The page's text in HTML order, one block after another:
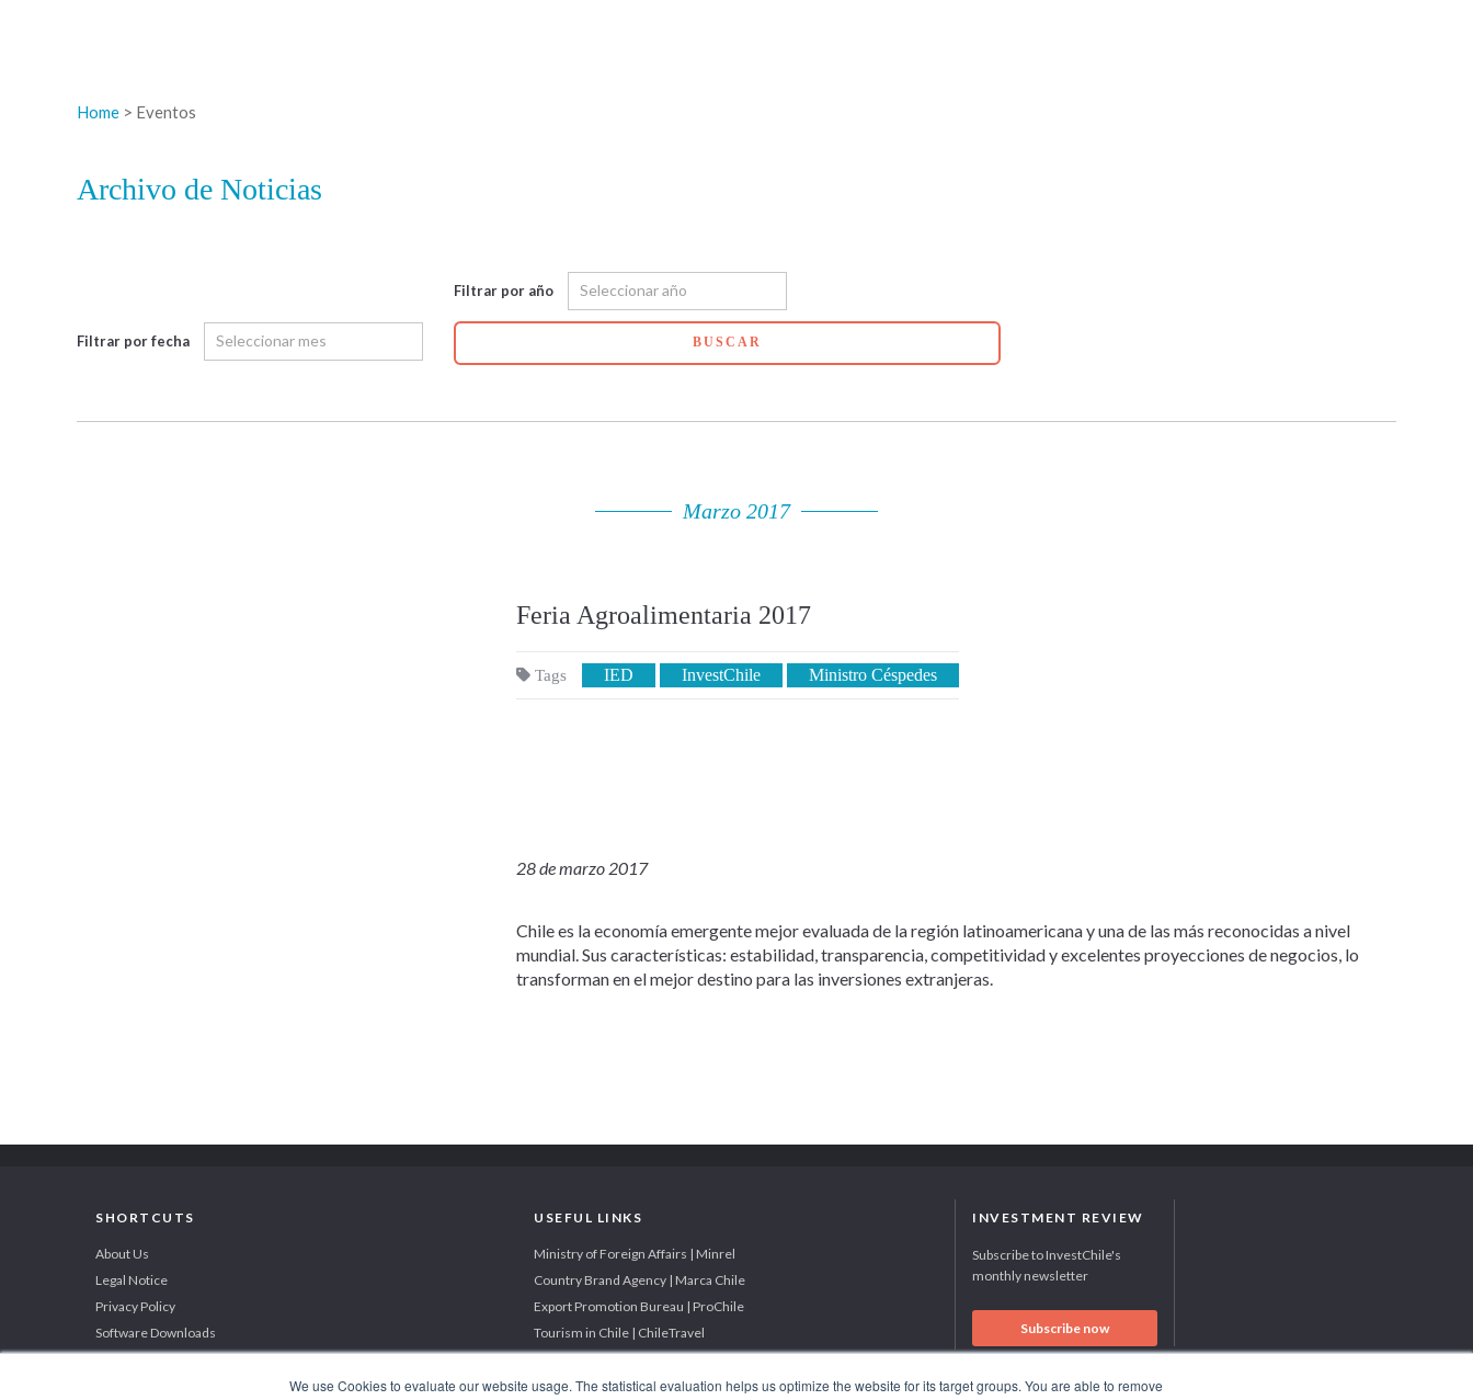
We use Cookies to evaluate our website usage. The statistical evaluation helps us optimize the website for its target groups. You are able to remove
Home > Eventos
Archivo de Noticias
Filtrar por fecha
Filtrar por año
BUSCAR
Marzo 2017
Feria Agroalimentaria 2017
Tags IED InvestChile Ministro Céspedes
28 de marzo 2017
Chile es la economía emergente mejor evaluada de la región latinoamericana y una de las más reconocidas a nivel
mundial. Sus características: estabilidad, transparencia, competitividad y excelentes proyecciones de negocios, lo
transforman en el mejor destino para las inversiones extranjeras.
SHORTCUTS
About Us
Legal Notice
Privacy Policy
Software Downloads
USEFUL LINKS
Ministry of Foreign Affairs | Minrel
Country Brand Agency | Marca Chile
Export Promotion Bureau | ProChile
Tourism in Chile | ChileTravel
INVESTMENT REVIEW
Subscribe to InvestChile's
monthly newsletter
Subscribe now